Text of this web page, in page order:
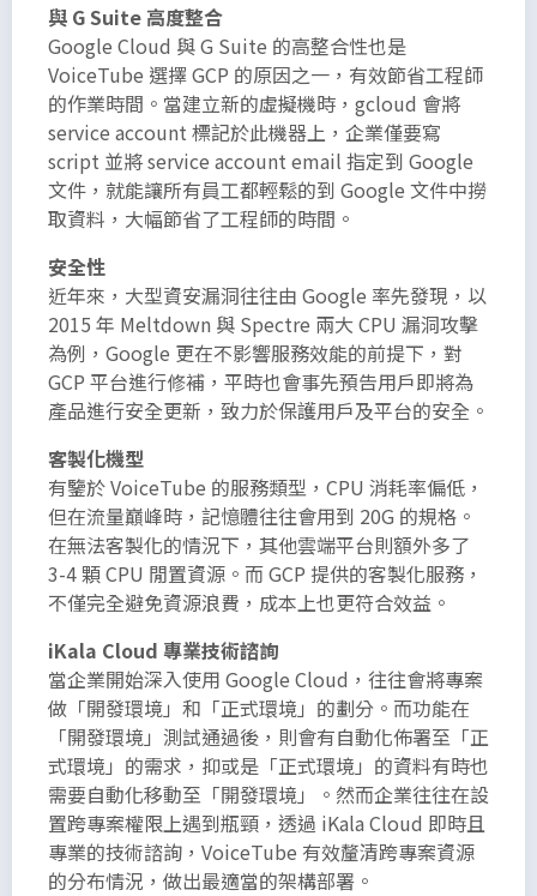
與 G Suite 高度整合
Google Cloud 與 G Suite 的高整合性也是
VoiceTube 選擇 GCP 的原因之一，有效節省工程師
的作業時間。當建立新的虛擬機時，gcloud 會將
service account 標記於此機器上，企業僅要寫
script 並將 service account email 指定到 Google
文件，就能讓所有員工都輕鬆的到 Google 文件中撈
取資料，大幅節省了工程師的時間。
安全性
近年來，大型資安漏洞往往由 Google 率先發現，以
2015 年 Meltdown 與 Spectre 兩大 CPU 漏洞攻擊
為例，Google 更在不影響服務效能的前提下，對
GCP 平台進行修補，平時也會事先預告用戶即將為
產品進行安全更新，致力於保護用戶及平台的安全。
客製化機型
有鑒於 VoiceTube 的服務類型，CPU 消耗率偏低，
但在流量巔峰時，記憶體往往會用到 20G 的規格。
在無法客製化的情況下，其他雲端平台則額外多了
3-4 顆 CPU 閒置資源。而 GCP 提供的客製化服務，
不僅完全避免資源浪費，成本上也更符合效益。
iKala Cloud 專業技術諮詢
當企業開始深入使用 Google Cloud，往往會將專案
做「開發環境」和「正式環境」的劃分。而功能在
「開發環境」測試通過後，則會有自動化佈署至「正
式環境」的需求，抑或是「正式環境」的資料有時也
需要自動化移動至「開發環境」。然而企業往往在設
置跨專案權限上遇到瓶頸，透過 iKala Cloud 即時且
專業的技術諮詢，VoiceTube 有效釐清跨專案資源
的分布情況，做出最適當的架構部署。